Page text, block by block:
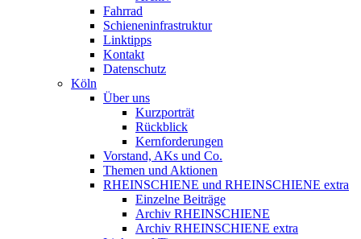
Fahrrad
Schieneninfrastruktur
Linktipps
Kontakt
Datenschutz
Köln
Über uns
Kurzporträt
Rückblick
Kernforderungen
Vorstand, AKs und Co.
Themen und Aktionen
RHEINSCHIENE und RHEINSCHIENE extra
Einzelne Beiträge
Archiv RHEINSCHIENE
Archiv RHEINSCHIENE extra